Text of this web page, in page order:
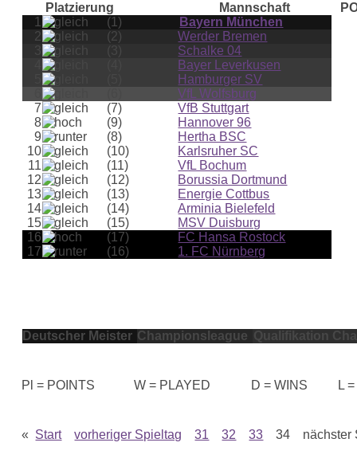
Platzierung Mannschaft
1
(1)
Bayern München
2
(2)
Werder Bremen
3
(3)
Schalke 04
Bayer Leverkusen
Hamburger SV
VfL Wolfsburg
7
(7)
VfB Stuttgart
8
(9)
Hannover 96
9
(8)
Hertha BSC
10
(10)
Karlsruher SC
11
(11)
VfL Bochum
12
(12)
Borussia Dortmund
13
(13)
Energie Cottbus
14
(14)
Arminia Bielefeld
15
(15)
MSV Duisburg
16
(17)
FC Hansa Rostock
17
(16) 1. FC Nürnberg
Deutscher Meister Championsleague Qualifikation
Pl = POINTS W = PLAYED D = WINS L
« Start vorheriger Spieltag 31 32 33 34 nächster